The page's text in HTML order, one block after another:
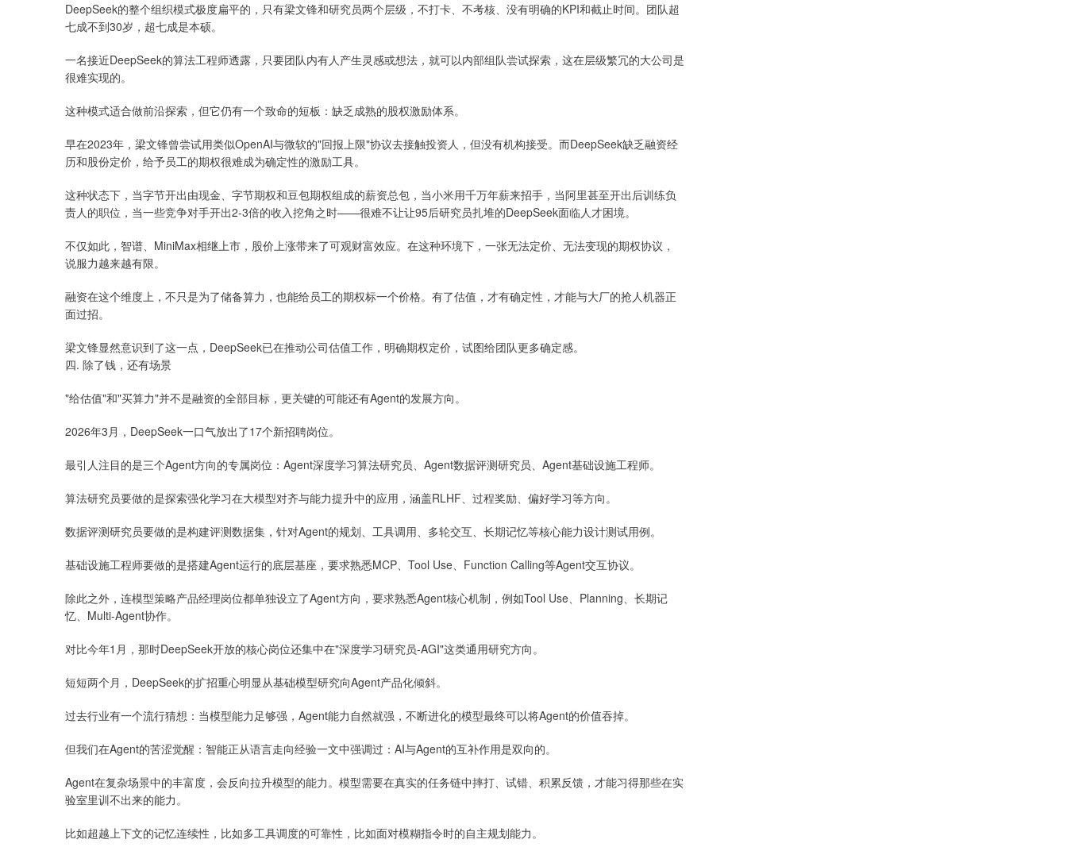
DeepSeek的整个组织模式极度扁平的，只有梁文锋和研究员两个层级，不打卡、不考核、没有明确的KPI和截止时间。团队超
七成不到30岁，超七成是本硕。
一名接近DeepSeek的算法工程师透露，只要团队内有人产生灵感或想法，就可以内部组队尝试探索，这在层级繁冗的大公司是
很难实现的。
这种模式适合做前沿探索，但它仍有一个致命的短板：缺乏成熟的股权激励体系。
早在2023年，梁文锋曾尝试用类似OpenAI与微软的"回报上限"协议去接触投资人，但没有机构接受。而DeepSeek缺乏融资经
历和股份定价，给予员工的期权很难成为确定性的激励工具。
这种状态下，当字节开出由现金、字节期权和豆包期权组成的薪资总包，当小米用千万年薪来招手，当阿里甚至开出后训练负
责人的职位，当一些竞争对手开出2-3倍的收入挖角之时——很难不让让95后研究员扎堆的DeepSeek面临人才困境。
不仅如此，智谱、MiniMax相继上市，股价上涨带来了可观财富效应。在这种环境下，一张无法定价、无法变现的期权协议，
说服力越来越有限。
融资在这个维度上，不只是为了储备算力，也能给员工的期权标一个价格。有了估值，才有确定性，才能与大厂的抢人机器正
面过招。
梁文锋显然意识到了这一点，DeepSeek已在推动公司估值工作，明确期权定价，试图给团队更多确定感。
四. 除了钱，还有场景
"给估值"和"买算力"并不是融资的全部目标，更关键的可能还有Agent的发展方向。
2026年3月，DeepSeek一口气放出了17个新招聘岗位。
最引人注目的是三个Agent方向的专属岗位：Agent深度学习算法研究员、Agent数据评测研究员、Agent基础设施工程师。
算法研究员要做的是探索强化学习在大模型对齐与能力提升中的应用，涵盖RLHF、过程奖励、偏好学习等方向。
数据评测研究员要做的是构建评测数据集，针对Agent的规划、工具调用、多轮交互、长期记忆等核心能力设计测试用例。
基础设施工程师要做的是搭建Agent运行的底层基座，要求熟悉MCP、Tool Use、Function Calling等Agent交互协议。
除此之外，连模型策略产品经理岗位都单独设立了Agent方向，要求熟悉Agent核心机制，例如Tool Use、Planning、长期记
忆、Multi-Agent协作。
对比今年1月，那时DeepSeek开放的核心岗位还集中在"深度学习研究员-AGI"这类通用研究方向。
短短两个月，DeepSeek的扩招重心明显从基础模型研究向Agent产品化倾斜。
过去行业有一个流行猜想：当模型能力足够强，Agent能力自然就强，不断进化的模型最终可以将Agent的价值吞掉。
但我们在Agent的苦涩觉醒：智能正从语言走向经验一文中强调过：AI与Agent的互补作用是双向的。
Agent在复杂场景中的丰富度，会反向拉升模型的能力。模型需要在真实的任务链中摔打、试错、积累反馈，才能习得那些在实
验室里训不出来的能力。
比如超越上下文的记忆连续性，比如多工具调度的可靠性，比如面对模糊指令时的自主规划能力。